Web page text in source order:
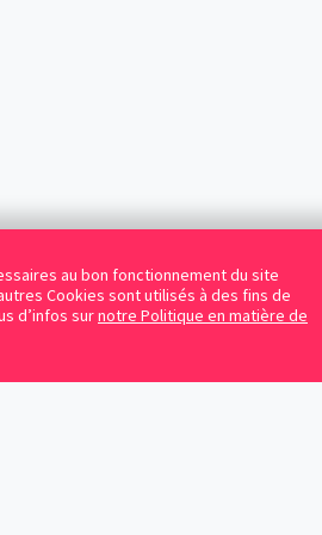
au bon fonctionnement du site
Cookies sont utilisés à des fins de
d’infos surnotre Politique en matière de